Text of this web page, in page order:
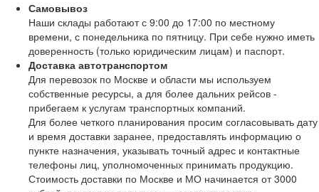
Самовывоз
Наши склады работают с 9:00 до 17:00 по местному
времени, с понедельника по пятницу. При себе нужно иметь
доверенность (только юридическим лицам) и паспорт.
Доставка автотранспортом
Для перевозок по Москве и области мы используем
собственные ресурсы, а для более дальних рейсов -
прибегаем к услугам транспортных компаний.
Для более четкого планирования просим согласовывать дату
и время доставки заранее, предоставлять информацию о
пункте назначения, указывать точный адрес и контактные
телефоны лиц, уполномоченных принимать продукцию.
Стоимость доставки по Москве и МО начинается от 3000